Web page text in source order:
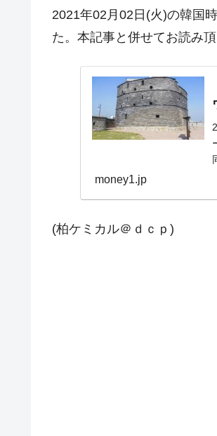
Fact1 セレクトセールの高額
2021年02月02日(火)の韓国
た。本記事と併せてお読み頂
money1.jp
(柏ケミカル＠ｄｃｐ)